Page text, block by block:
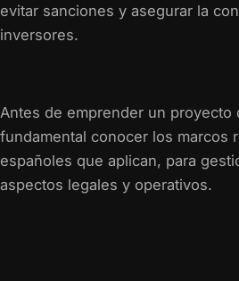
evitar sanciones y asegurar la
inversores.
Antes de emprender un proyecto
fundamental conocer los marcos
españoles que aplican, para
aspectos legales y operativos.